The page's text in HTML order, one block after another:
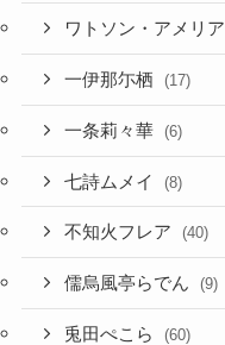
ワトソン・アメリア
一伊那尓栖 (17)
一条莉々華 (6)
七詩ムメイ (8)
不知火フレア (40)
儒烏風亭らでん (9)
兎田ぺこら (60)